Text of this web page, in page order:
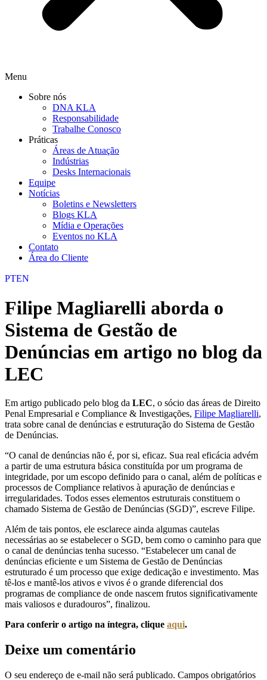
Menu
Sobre nós
DNA KLA
Responsabilidade
Trabalhe Conosco
Práticas
Áreas de Atuação
Indústrias
Desks Internacionais
Equipe
Notícias
Boletins e Newsletters
Blogs KLA
Mídia e Operações
Eventos no KLA
Contato
Área do Cliente
PTEN
Filipe Magliarelli aborda o
Sistema de Gestão de
Denúncias em artigo no blog da
LEC
Em artigo publicado pelo blog da LEC, o sócio das áreas de Direito
Penal Empresarial e Compliance & Investigações, Filipe Magliarelli,
trata sobre canal de denúncias e estruturação do Sistema de Gestão
de Denúncias.
“O canal de denúncias não é, por si, eficaz. Sua real eficácia advém
a partir de uma estrutura básica constituída por um programa de
integridade, por um escopo definido para o canal, além de políticas e
processos de Compliance relativos à apuração de denúncias e
irregularidades. Todos esses elementos estruturais constituem o
chamado Sistema de Gestão de Denúncias (SGD)”, escreve Filipe.
Além de tais pontos, ele esclarece ainda algumas cautelas
necessárias ao se estabelecer o SGD, bem como o caminho para que
o canal de denúncias tenha sucesso. “Estabelecer um canal de
denúncias eficiente e um Sistema de Gestão de Denúncias
estruturado é um processo que exige dedicação e investimento. Mas
tê-los e mantê-los ativos e vivos é o grande diferencial dos
programas de compliance de onde nascem frutos significativamente
mais valiosos e duradouros”, finalizou.
Para conferir o artigo na íntegra, clique aqui.
Deixe um comentário
O seu endereço de e-mail não será publicado. Campos obrigatórios